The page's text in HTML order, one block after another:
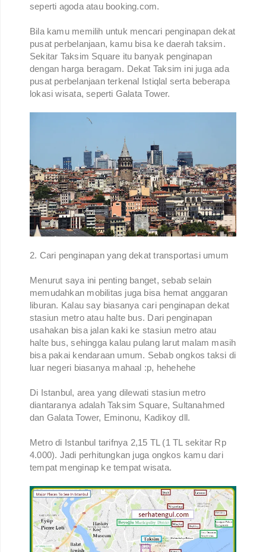
seperti agoda atau booking.com.
Bila kamu memilih untuk mencari penginapan dekat
pusat perbelanjaan, kamu bisa ke daerah taksim.
Sekitar Taksim Square itu banyak penginapan
dengan harga beragam. Dekat Taksim ini juga ada
pusat perbelanjaan terkenal Istiqlal serta beberapa
lokasi wisata, seperti Galata Tower.
2. Cari penginapan yang dekat transportasi umum
Menurut saya ini penting banget, sebab selain
memudahkan mobilitas juga bisa hemat anggaran
liburan. Kalau say biasanya cari penginapan dekat
stasiun metro atau halte bus. Dari penginapan
usahakan bisa jalan kaki ke stasiun metro atau
halte bus, sehingga kalau pulang larut malam masih
bisa pakai kendaraan umum. Sebab ongkos taksi di
luar negeri biasanya mahaal :p, hehehehe
Di Istanbul, area yang dilewati stasiun metro
diantaranya adalah Taksim Square, Sultanahmed
dan Galata Tower, Eminonu, Kadikoy dll.
Metro di Istanbul tarifnya 2,15 TL (1 TL sekitar Rp
4.000). Jadi perhitungkan juga ongkos kamu dari
tempat menginap ke tempat wisata.